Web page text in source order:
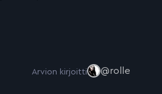
Arvion kirjoitti @rolle